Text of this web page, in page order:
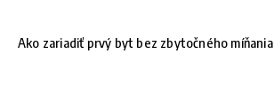
Ako zariadiť prvý byt bez zbytočného míňania